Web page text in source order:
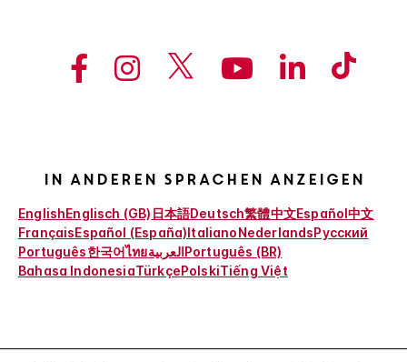
In anderen Sprachen anzeigen
EnglishEnglisch (GB) 日本語Deutsch繁體中文Español中文
FrançaisEspañol (España)ItalianoNederlandsРусский
Português한국어ไทยالعربيةPortuguês (BR)
Bahasa IndonesiaTürkçePolskiTiếng Việt